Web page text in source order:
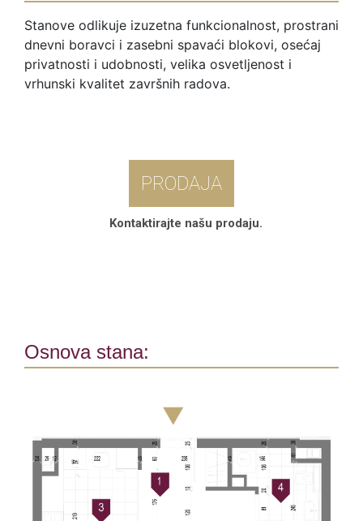
Stanove odlikuje izuzetna funkcionalnost, prostrani
dnevni boravci i zasebni spavaći blokovi, osećaj
privatnosti i udobnosti, velika osvetljenost i
vrhunski kvalitet završnih radova.
PRODAJA
Kontaktirajte našu prodaju.
Osnova stana: